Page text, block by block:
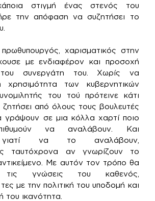
στιγμή ένας στενός του
την απόφαση να συζητήσει το
χαρισματικός στην
με ενδιαφέρον και προσοχή
του συνεργάτη του. Χωρίς να
χρησιμότητα των κυβερνητικών
του τού πρότεινε κάτι
από όλους τους βουλευτές
σε μια κόλλα χαρτί ποιο
να αναλάβουν. Και
γιατί να το αναλάβουν,
ταυτόχρονα αν γνωρίζουν το
Με αυτόν τον τρόπο θα
τις γνώσεις του καθενός,
με την πολιτική του υποδομή και
του ικανότητα.